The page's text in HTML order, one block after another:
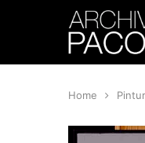
Home